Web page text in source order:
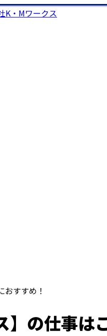
おすすめ！
】の仕事は